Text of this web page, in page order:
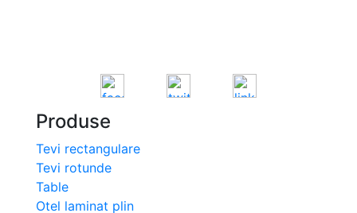
Produse
Tevi rectangulare
Tevi rotunde
Table
Otel laminat plin